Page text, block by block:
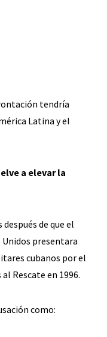
tendría
Latina y el
a elevar la
de que el
presentara
cubanos por el
Rescate en 1996.
como: